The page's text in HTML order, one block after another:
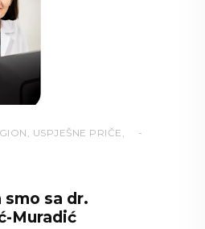
, USPJEŠNE PRIČE ,
smo sa dr.
Muradić